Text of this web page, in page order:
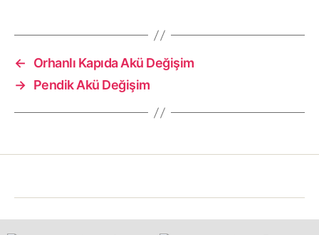
←
Orhanlı Kapıda Akü Değişim
→ Pendik Akü Değişim